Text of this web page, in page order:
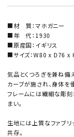
■材 質：マホガニー
■年 代：1930
■原産国：イギリス
■サイズ：W80 x D76 x
気品とくつろぎを兼ね備
カーブが施され、身体を
フレームには繊細な彫
まい。
生地には上質なファブ
共存。